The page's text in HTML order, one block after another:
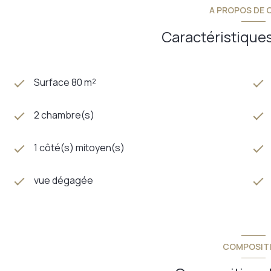
A PROPOS DE
Surface 80 m²
2 chambre(s)
1 côté(s) mitoyen(s)
vue dégagée